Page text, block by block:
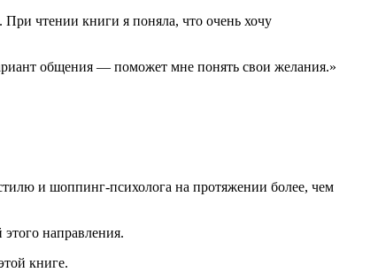
При чтении книги я поняла, что очень хочу
общения — поможет мне понять свои желания.»
и шоппинг-психолога на протяжении более, чем
направления.
книге.